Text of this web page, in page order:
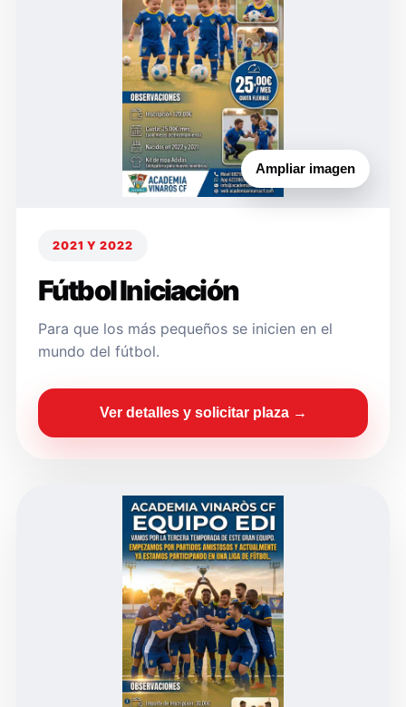
Ampliar imagen
2021 Y 2022
Fútbol Iniciación
Para que los más pequeños se inicien en el
mundo del fútbol.
Ver detalles y solicitar plaza →